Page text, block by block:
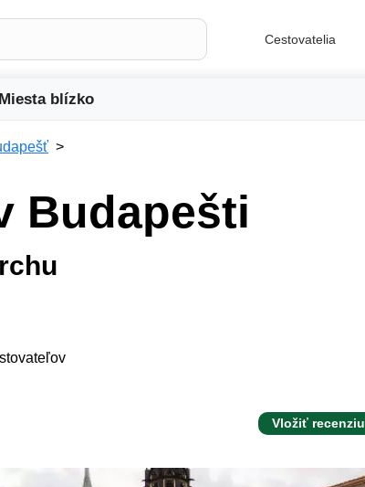
Cestovatelia
Miesta blízko
Budapešti
Vložiť recenziu